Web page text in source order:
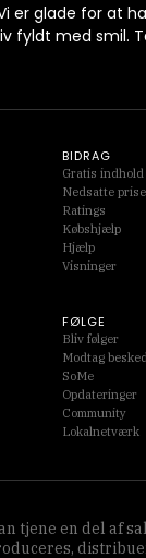
er glade for at
fyldt med smil.
tjene en del af
BIDRAG
Gratis indhold
Nedsatte
Ratings
Købshjælp
Hjælp
Visninger
FØLGE
Bliv følger
Modtag
SoMe
Opdateringer
Community
Lokalnetværk